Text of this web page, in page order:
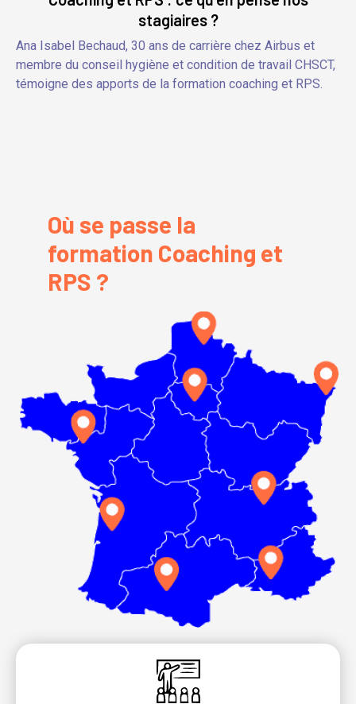
stagiaires ?
Ana Isabel Bechaud, 30 ans de carrière chez Airbus et
membre du conseil hygiène et condition de travail CHSCT,
témoigne des apports de la formation coaching et RPS.
Où se passe la
formation Coaching et
RPS ?